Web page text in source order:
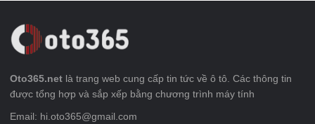
Oto365.net là trang web cung cấp tin tức về ô tô. Các thông tin
được tổng hợp và sắp xếp bằng chương trình máy tính
Email: hi.oto365@gmail.com